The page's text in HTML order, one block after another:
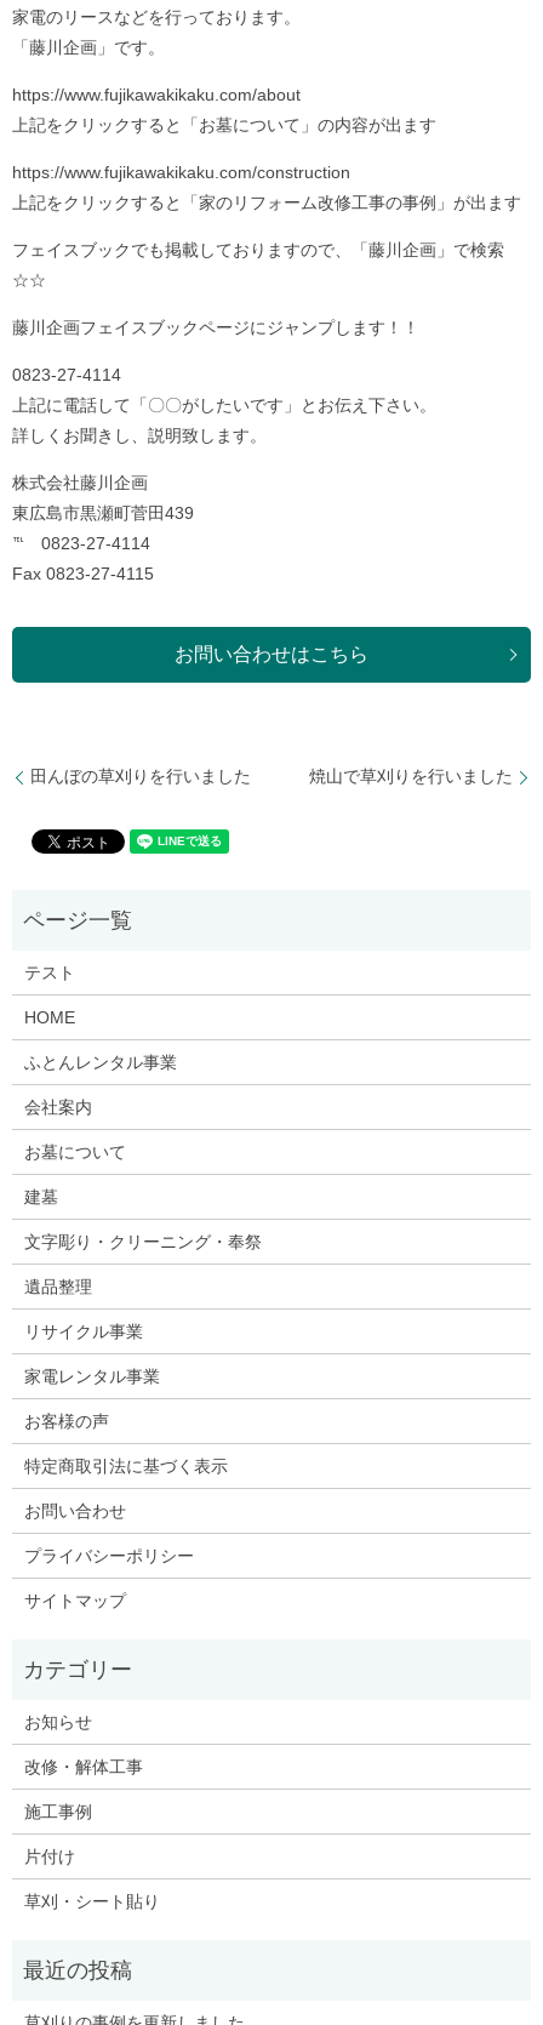
家電のリースなどを行っております。
「藤川企画」です。
https://www.fujikawakikaku.com/about
上記をクリックすると「お墓について」の内容が出ます
https://www.fujikawakikaku.com/construction
上記をクリックすると「家のリフォーム改修工事の事例」が出ます
フェイスブックでも掲載しておりますので、「藤川企画」で検索
☆☆
藤川企画フェイスブックページにジャンプします！！
0823-27-4114
上記に電話して「〇〇がしたいです」とお伝え下さい。
詳しくお聞きし、説明致します。
株式会社藤川企画
東広島市黒瀬町菅田439
℡ 0823-27-4114
Fax 0823-27-4115
お問い合わせはこちら
田んぼの草刈りを行いました 焼山で草刈りを行いました
テスト
HOME
ふとんレンタル事業
会社案内
お墓について
建墓
文字彫り・クリーニング・奉祭
遺品整理
リサイクル事業
家電レンタル事業
お客様の声
特定商取引法に基づく表示
お問い合わせ
プライバシーポリシー
サイトマップ
お知らせ
改修・解体工事
施工事例
片付け
草刈・シート貼り